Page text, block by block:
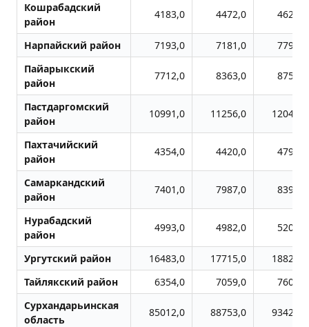
Кошрабадский
район
4183,0 4472,0 4627,0
Нарпайский район 7193,0 7181,0
7799,0
Пайарыкский
район
7712,0 8363,0 8751,0
Пастдаргомский
район
10991,0 11256,0 12046,0
Пахтачийский
район
4354,0 4420,0 4799,0
Самаркандский
район
7401,0 7987,0 8399,0
Нурабадский
район
4993,0 4982,0 5203,0
Ургутский район 16483,0 17715,0
18823,0
Тайлякский район
6354,0 7059,0
7606,0
Сурхандарьинская
область
85012,0 88753,0 93422,0